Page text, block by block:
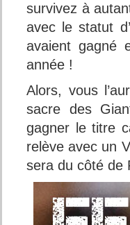
survivez à
avec le statut
avaient gagné
année !
Alors, vous
sacre des
gagner le titre
relève avec un
sera du côté de